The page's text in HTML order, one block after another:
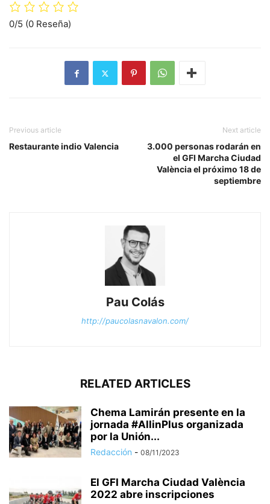
0/5 (0 Reseña)
Previous article
Restaurante indio Valencia
Next article
3.000 personas rodarán en
el GFI Marcha Ciudad
València el próximo 18 de
septiembre
Pau Colás
http://paucolasnavalon.com/
RELATED ARTICLES
Chema Lamirán presente en la
jornada #AllinPlus organizada
por la Unión...
Redacción - 08/11/2023
El GFI Marcha Ciudad València
2022 abre inscripciones